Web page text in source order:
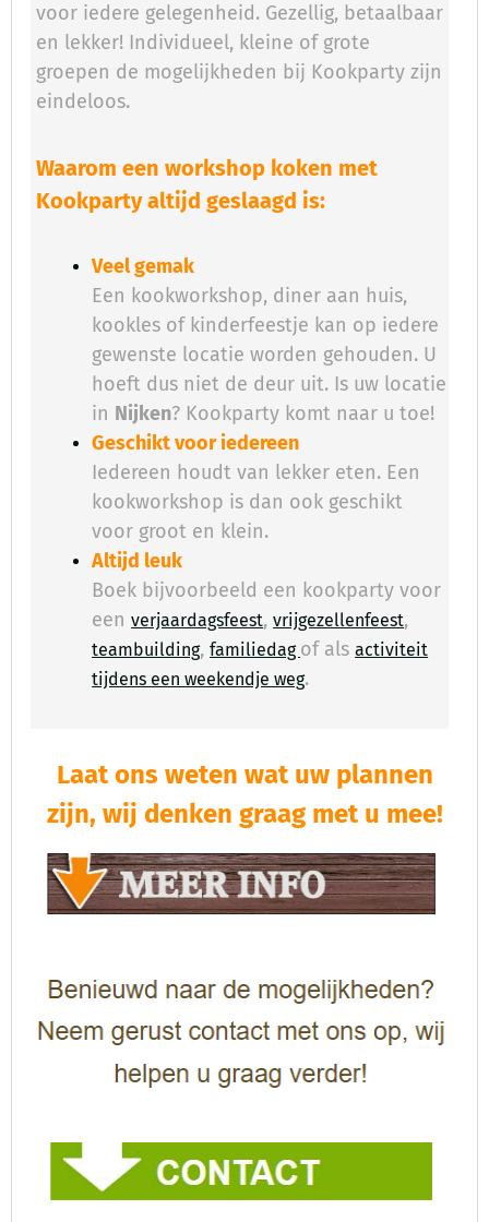
voor iedere gelegenheid. Gezellig, betaalbaar
en lekker! Individueel, kleine of grote
groepen de mogelijkheden bij Kookparty zijn
eindeloos.
Waarom een workshop koken met
Kookparty altijd geslaagd is:
Veel gemak
Een kookworkshop, diner aan huis,
kookles of kinderfeestje kan op iedere
gewenste locatie worden gehouden. U
hoeft dus niet de deur uit. Is uw locatie
in Nijken? Kookparty komt naar u toe!
Geschikt voor iedereen
Iedereen houdt van lekker eten. Een
kookworkshop is dan ook geschikt
voor groot en klein.
Altijd leuk
Boek bijvoorbeeld een kookparty voor
eenverjaardagsfeest,vrijgezellenfeest,
teambuilding,familiedag of alsactiviteit
tijdens een weekendje weg.
Laat ons weten wat uw plannen
zijn, wij denken graag met u mee!​